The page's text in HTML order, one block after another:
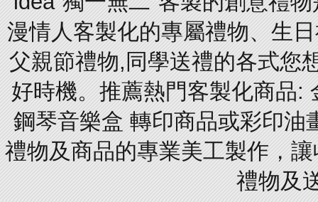
漫情人客製化的專屬禮物、生
父親節禮物,同學送禮的各式您
好時機。推薦熱門客製化商品:
鋼琴音樂盒 轉印商品或彩印油
禮物及商品的專業美工製作，
禮物及